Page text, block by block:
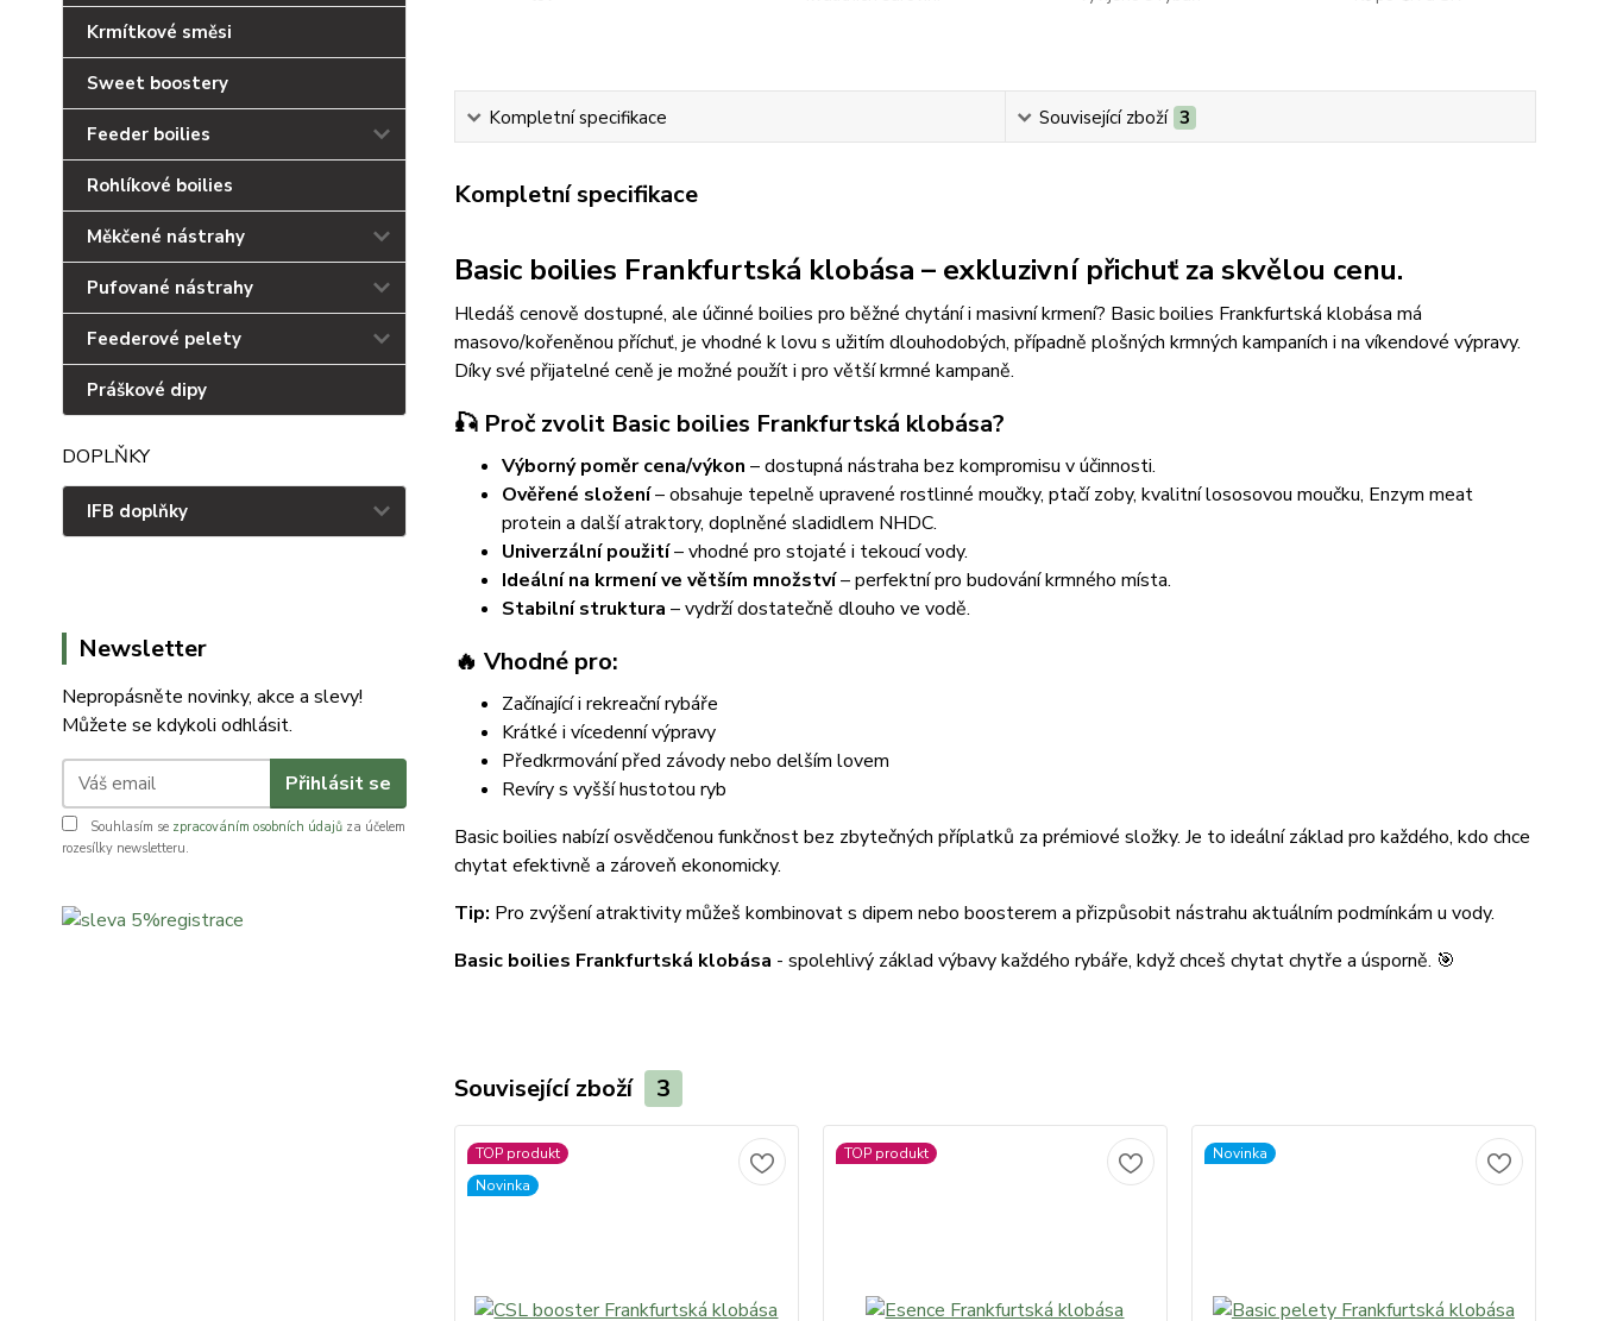
Krmítkové směsi
Sweet boostery
Feeder boilies
Rohlíkové boilies
Měkčené nástrahy
Pufované nástrahy
Feederové pelety
Práškové dipy
DOPLŇKY
IFB doplňky
Newsletter
Nepropásněte novinky, akce a slevy!
Můžete se kdykoli odhlásit.
Přihlásit se
Souhlasím se zpracováním osobních údajů za účelem
rozesílky newsletteru.
Kompletní specifikace Související zboží 3
Kompletní specifikace
Basic boilies Frankfurtská klobása – exkluzivní přichuť za skvělou cenu.
Hledáš cenově dostupné, ale účinné boilies pro běžné chytání i masivní krmení? Basic boilies Frankfurtská klobása má
masovo/kořeněnou příchuť, je vhodné k lovu s užitím dlouhodobých, případně plošných krmných kampaních i na víkendové výpravy.
Díky své přijatelné ceně je možné použít i pro větší krmné kampaně.
🎣 Proč zvolit Basic boilies Frankfurtská klobása?
Výborný poměr cena/výkon – dostupná nástraha bez kompromisu v účinnosti.
Ověřené složení–obsahuje tepelně upravené rostlinné moučky, ptačí zoby, kvalitní lososovou moučku, Enzym meat
protein a další atraktory, doplněné sladidlem NHDC.
Univerzální použití– vhodné pro stojaté i tekoucí vody.
Ideální na krmení ve větším množství– perfektní pro budování krmného místa.
Stabilní struktura – vydrží dostatečně dlouho ve vodě.
🔥 Vhodné pro:
Začínající i rekreační rybáře
Krátké i vícedenní výpravy
Předkrmování před závody nebo delším lovem
Revíry s vyšší hustotou ryb
Basic boilies nabízí osvědčenou funkčnost bez zbytečných příplatků za prémiové složky. Je to ideální základ pro každého, kdo chce
chytat efektivně a zároveň ekonomicky.
Tip: Pro zvýšení atraktivity můžeš kombinovat s dipem nebo boosterem a přizpůsobit nástrahu aktuálním podmínkám u vody.
Basic boilies Frankfurtská klobása - spolehlivý základ výbavy každého rybáře, když chceš chytat chytře a úsporně. 🎯
Související zboží 3
TOP produkt
Novinka
TOP produkt Novinka